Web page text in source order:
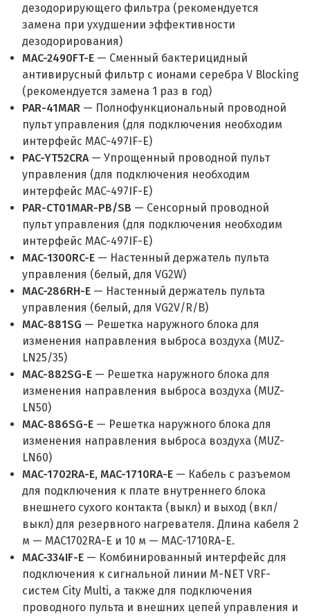
дезодорирующего фильтра (рекомендуется
замена при ухудшении эффективности
дезодорирования)
MAC-2490FT-E — Сменный бактерицидный
антивирусный фильтр с ионами серебра V Blocking
(рекомендуется замена 1 раз в год)
PAR-41MAR — Полнофункциональный проводной
пульт управления (для подключения необходим
интерфейс MAC-497IF-E)
PAC-YT52CRA — Упрощенный проводной пульт
управления (для подключения необходим
интерфейс MAC-497IF-E)
PAR-CT01MAR-PB/SB — Сенсорный проводной
пульт управления (для подключения необходим
интерфейс MAC-497IF-E)
MAC-1300RC-E — Настенный держатель пульта
управления (белый, для VG2W)
MAC-286RH-E — Настенный держатель пульта
управления (белый, для VG2V/R/B)
MAC-881SG — Решетка наружного блока для
изменения направления выброса воздуха (MUZ-
LN25/35)
MAC-882SG-E — Решетка наружного блока для
изменения направления выброса воздуха (MUZ-
LN50)
MAC-886SG-E — Решетка наружного блока для
изменения направления выброса воздуха (MUZ-
LN60)
MAC-1702RA-E, MAC-1710RA-E — Кабель с разъемом
для подключения к плате внутреннего блока
внешнего сухого контакта (выкл) и выход (вкл/
выкл) для резервного нагревателя. Длина кабеля 2
м — MAC1702RA-E и 10 м — MAC-1710RA-E.
MAC-334IF-E — Комбинированный интерфейс для
подключения к сигнальной линии M-NET VRF-
систем City Multi, а также для подключения
проводного пульта и внешних цепей управления и